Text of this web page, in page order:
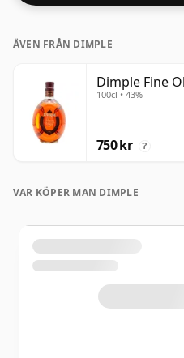
ÄVEN FRÅN DIMPLE
Dimple Fine
100cl • 43%
750 kr ?
VAR KÖPER MAN DIMPLE